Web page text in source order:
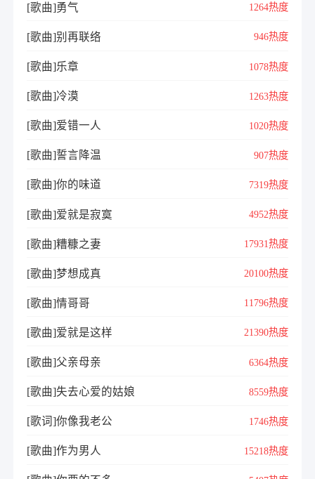
[歌曲]勇气 1264热度
[歌曲]别再联络 946热度
[歌曲]乐章 1078热度
[歌曲]冷漠 1263热度
[歌曲]爱错一人 1020热度
[歌曲]誓言降温 907热度
[歌曲]你的味道 7319热度
[歌曲]爱就是寂寞 4952热度
[歌曲]糟糠之妻 17931热度
[歌曲]梦想成真 20100热度
[歌曲]情哥哥 11796热度
[歌曲]爱就是这样 21390热度
[歌曲]父亲母亲 6364热度
[歌曲]失去心爱的姑娘 8559热度
[歌词]你像我老公 1746热度
[歌曲]作为男人 15218热度